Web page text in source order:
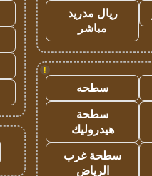
ريال مدريد
مباشر
!
سطحه
سطحة
هيدروليك
سطحة غرب
الرياض